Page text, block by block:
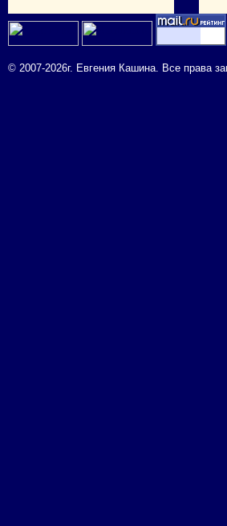
© 2007-2026г. Евгения Кашина. Все права